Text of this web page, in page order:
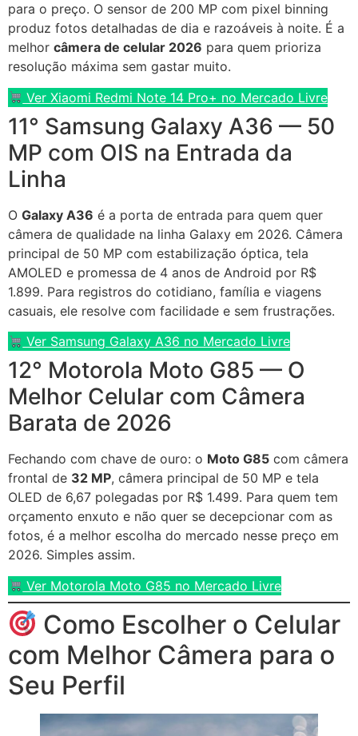
para o preço. O sensor de 200 MP com pixel binning
produz fotos detalhadas de dia e razoáveis à noite. É a
melhor câmera de celular 2026 para quem prioriza
resolução máxima sem gastar muito.
Ver Xiaomi Redmi Note 14 Pro+ no Mercado Livre
11° Samsung Galaxy A36 — 50
MP com OIS na Entrada da
Linha
O Galaxy A36 é a porta de entrada para quem quer
câmera de qualidade na linha Galaxy em 2026. Câmera
principal de 50 MP com estabilização óptica, tela
AMOLED e promessa de 4 anos de Android por R$
1.899. Para registros do cotidiano, família e viagens
casuais, ele resolve com facilidade e sem frustrações.
Ver Samsung Galaxy A36 no Mercado Livre
12° Motorola Moto G85 — O
Melhor Celular com Câmera
Barata de 2026
Fechando com chave de ouro: o Moto G85 com câmera
frontal de 32 MP, câmera principal de 50 MP e tela
OLED de 6,67 polegadas por R$ 1.499. Para quem tem
orçamento enxuto e não quer se decepcionar com as
fotos, é a melhor escolha do mercado nesse preço em
2026. Simples assim.
Ver Motorola Moto G85 no Mercado Livre
Como Escolher o Celular
com Melhor Câmera para o
Seu Perfil